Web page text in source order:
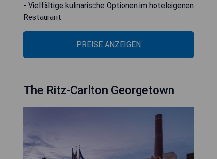
- Vielfältige kulinarische Optionen im hoteleigenen
Restaurant
PREISE ANZEIGEN
The Ritz-Carlton Georgetown